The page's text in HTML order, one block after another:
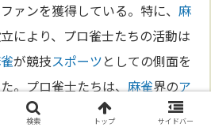
ァンを獲得している。特に、麻
により、プロ雀士たちの活動は
が競技スポーツとしての側面を
。プロ雀士たちは、麻雀界のア
世代にも影響を与え、
を目
検索 トップ サイドバー